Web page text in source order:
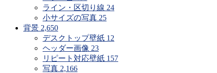
ライン・区切り線 24
小サイズの写真 25
背景 2,650
デスクトップ壁紙 12
ヘッダー画像 23
リピート対応壁紙 157
写真 2,166